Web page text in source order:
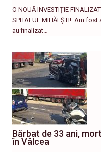
O NOUĂ INVESTIȚIE
SPITALUL MIHĂEȘTI! ​ Am
au finalizat…
Bărbat de 33 ani,
în Vâlcea